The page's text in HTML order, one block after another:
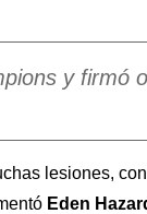
y firmó
lesiones,
Eden